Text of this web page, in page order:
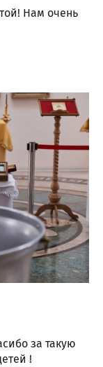
Нам очень
за такую
!